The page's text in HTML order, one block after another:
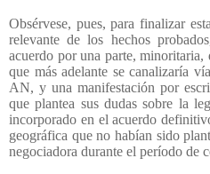
Obsérvese, pues, para finalizar
relevante de los hechos
acuerdo por una parte, minoritaria,
que más adelante se canalizaría
AN, y una manifestación por
que plantea sus dudas sobre la
incorporado en el acuerdo
geográfica que no habían sido
negociadora durante el período de